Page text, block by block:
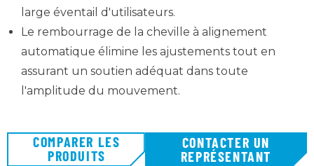
large éventail d'utilisateurs.
Le rembourrage de la cheville à alignement
automatique élimine les ajustements tout en
assurant un soutien adéquat dans toute
l'amplitude du mouvement.
COMPARER LES
PRODUITS
CONTACTER UN
REPRÉSENTANT